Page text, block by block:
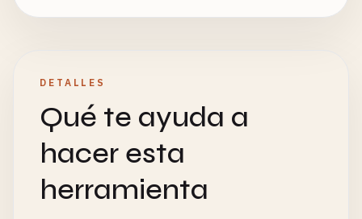
DETALLES
Qué te ayuda a
hacer esta
herramienta